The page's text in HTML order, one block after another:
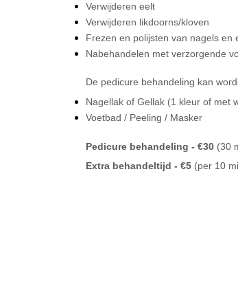
Verwijderen eelt
Verwijderen likdoorns/kloven
Frezen en polijsten van nagels en
Nabehandelen met verzorgende
De pedicure behandeling kan
Nagellak of Gellak (1 kleur of met
Voetbad / Peeling / Masker
Pedicure behandeling - €30 (30
Extra behandeltijd - €5 (per 10